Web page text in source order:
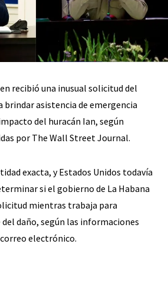
recibió una inusual solicitud del
brindar asistencia de emergencia
del huracán Ian, según
por The Wall Street Journal.
exacta, y Estados Unidos todavía
si el gobierno de La Habana
mientras trabaja para
daño, según las informaciones
electrónico.